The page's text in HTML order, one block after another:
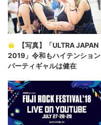
【写真】「ULTRA JAPAN
2019」令和もハイテンション
パーティギャルは健在